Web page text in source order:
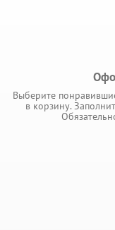
Выберите
в корзину.